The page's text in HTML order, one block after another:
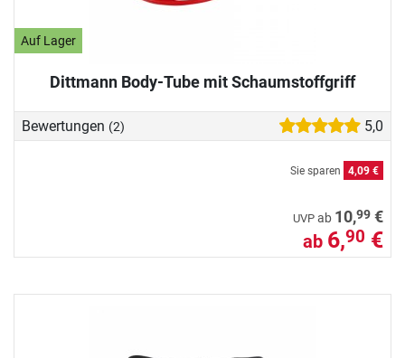
Auf Lager
Dittmann Body-Tube mit Schaumstoffgriff
Bewertungen (2) 5,0
Sie sparen 4,09 €
UVP ab 10,99 €
ab 6,90 €